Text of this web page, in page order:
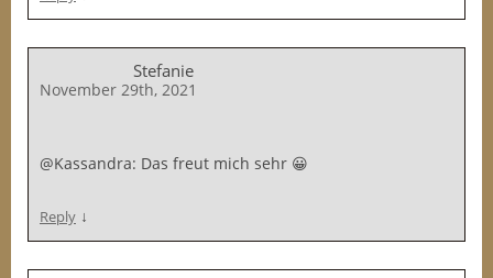
Stefanie
November 29th, 2021
@Kassandra: Das freut mich sehr 😀
Reply ↓